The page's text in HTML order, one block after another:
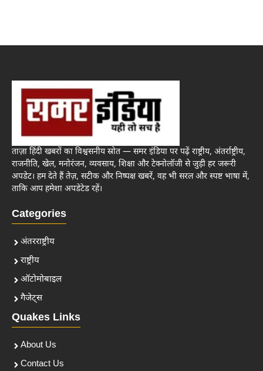
ताज़ा हिंदी खबरों का विश्वसनीय स्रोत — समर इंडिया पर पढ़ें राष्ट्रीय, अंतर्राष्ट्रीय,
राजनीति, खेल, मनोरंजन, व्यवसाय, शिक्षा और टेक्नोलॉजी से जुड़ी हर जरूरी
अपडेट। हम देते हैं तेज़, सटीक और निष्पक्ष खबरें, वह भी सरल और स्पष्ट भाषा में,
ताकि आप हमेशा अपडेटेड रहें।
Categories
अंतरराष्ट्रीय
राष्ट्रीय
ऑटोमोबाइल
गैजेट्स
Quakes Links
About Us
Contact Us